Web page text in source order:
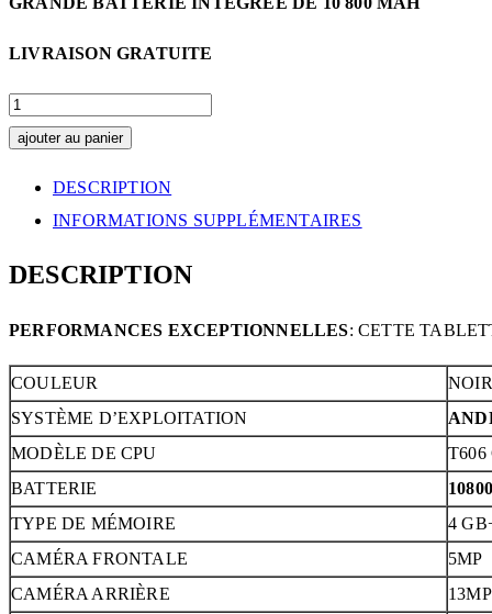
LIVRAISON GRATUITE
TABLETTE
HAUTE
AVEC
BLINDAGE
QUANTITY
ajouter au panier
DESCRIPTION
INFORMATIONS SUPPLÉMENTAIRES
DESCRIPTION
PERFORMANCES EXCEPTIONNELLES: CETTE
COULEUR
NOIR
SYSTÈME D’EXPLOITATION
MODÈLE DE CPU
T606
BATTERIE
TYPE DE MÉMOIRE
4
CAMÉRA FRONTALE
5MP
CAMÉRA ARRIÈRE
13MP